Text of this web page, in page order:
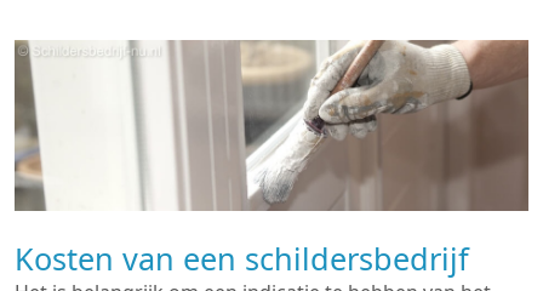
Kosten van een schildersbedrijf